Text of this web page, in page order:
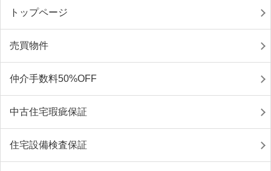
トップページ
売買物件
仲介手数料50%OFF
中古住宅瑕疵保証
住宅設備検査保証